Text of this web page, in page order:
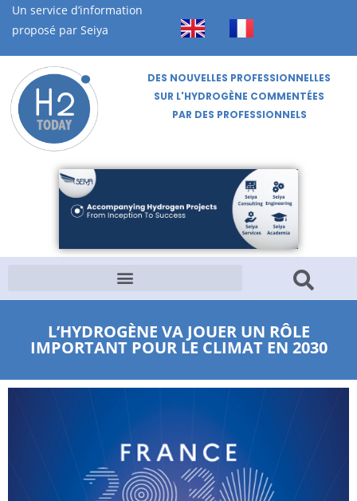
Un service d’information
proposé par Seiya
DES NOUVELLES PROFESSIONNELLES
SUR L'HYDROGÈNE COMMENTÉES
PAR DES PROFESSIONNELS
L’HYDROGÈNE VA JOUER UN RÔLE
IMPORTANT POUR LE CLIMAT EN 2030